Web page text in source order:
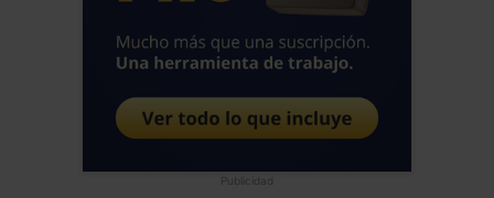
Publicidad